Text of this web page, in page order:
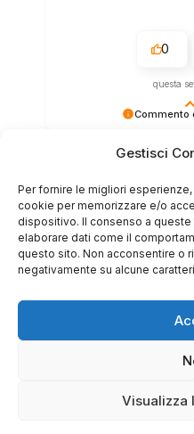
Gestisci
Per fornire le migliori
cookie per memorizzare e/o
dispositivo. Il consenso a
elaborare dati come il
questo sito. Non acconsentire o
negativamente su alcune
Visualizza
Commento
l'acquisto sia andato
Grazie ancora!
0
questa
team Bike-Store